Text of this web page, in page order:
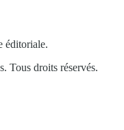
éditoriale.
Tous droits réservés.